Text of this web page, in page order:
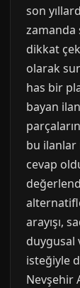
son
zamanda
dikkat
olarak
has bir
bayan
bu ilanlar
cevap
arayışı,
duygusal
isteğiyle
Nevşehir